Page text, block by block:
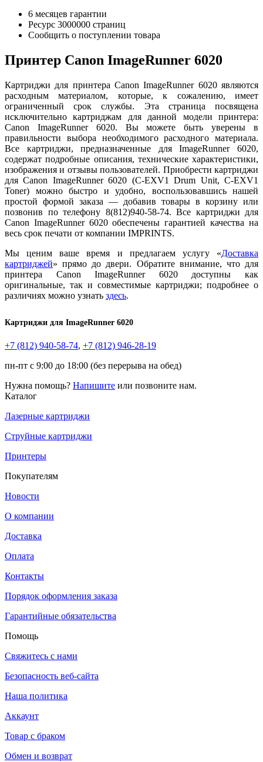
6 месяцев гарантии
Ресурс 3000000 страниц
Сообщить о поступлении товара
Принтер Canon ImageRunner 6020
Картриджи для принтера Canon ImageRunner 6020 являются
расходным материалом, которые, к сожалению, имеет
ограниченный срок службы. Эта страница посвящена
исключительно картриджам для данной модели принтера:
Canon ImageRunner 6020. Вы можете быть уверены в
правильности выбора необходимого расходного материала.
Все картриджи, предназначенные для ImageRunner 6020,
содержат подробные описания, технические характеристики,
изображения и отзывы пользователей. Приобрести картриджи
для Canon ImageRunner 6020 (C-EXV1 Drum Unit, C-EXV1
Toner) можно быстро и удобно, воспользовавшись нашей
простой формой заказа — добавив товары в корзину или
позвонив по телефону 8(812)940-58-74. Все картриджи для
Canon ImageRunner 6020 обеспечены гарантией качества на
весь срок печати от компании IMPRINTS.
Мы ценим ваше время и предлагаем услугу «Доставка
картриджей» прямо до двери. Обратите внимание, что для
принтера Canon ImageRunner 6020 доступны как
оригинальные, так и совместимые картриджи; подробнее о
различиях можно узнать здесь.
Картриджи для ImageRunner 6020
+7 (812) 940-58-74, +7 (812) 946-28-19
пн-пт с 9:00 до 18:00 (без перерыва на обед)
Нужна помощь? Напишите или позвоните нам.
Каталог
Лазерные картриджи
Струйные картриджи
Принтеры
Покупателям
Новости
О компании
Доставка
Оплата
Контакты
Порядок оформления заказа
Гарантийные обязательства
Помощь
Свяжитесь с нами
Безопасность веб-сайта
Наша политика
Аккаунт
Товар с браком
Обмен и возврат